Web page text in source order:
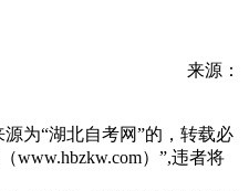
来源：
为“湖北自考网”的，转载必
www.hbzkw.com）”,违者将